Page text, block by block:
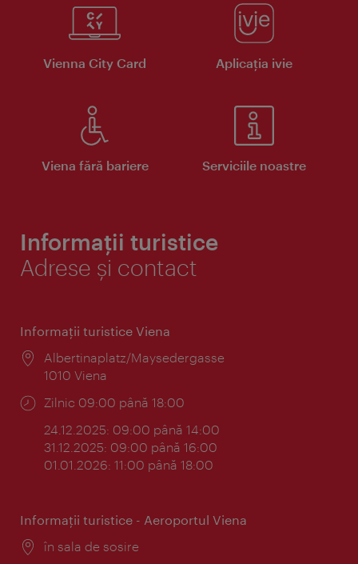
Vienna City Card Aplicaţia ivie
Viena fără bariere Serviciile noastre
Informații turistice
Adrese și contact
Informaţii turistice Viena
Locul:
Albertinaplatz/Maysedergasse
1010 Viena
Program:
Zilnic 09:00 până 18:00
24.12.2025: 09:00 până 14:00
31.12.2025: 09:00 până 16:00
01.01.2026: 11:00 până 18:00
Informaţii turistice - Aeroportul Viena
Locul:
în sala de sosire